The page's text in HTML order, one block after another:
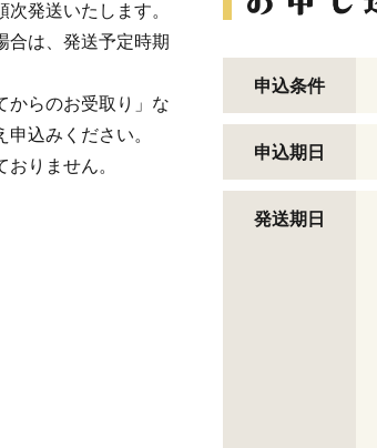
発送いたします。
合は、発送予定時期
からのお受取り」な
込みください。
りません。
申込条件
申込期日
発送期日